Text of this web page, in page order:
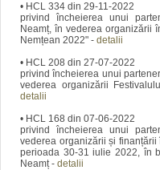
• HCL 334 din 29-11-2022
privind încheierea unui
Neamț, în vederea organizării
Nemțean 2022" - detalii
• HCL 208 din 27-07-2022
privind încheierea unui
vederea organizării
detalii
• HCL 168 din 07-06-2022
privind încheierea unui
vederea organizării și finanțării
perioada 30-31 iulie 2022, în
Neamț - detalii